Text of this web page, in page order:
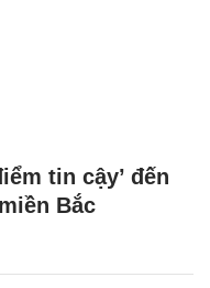
tin cậy’ đến
Bắc